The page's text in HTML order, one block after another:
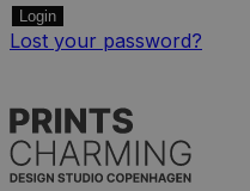
Login
Lost your password?